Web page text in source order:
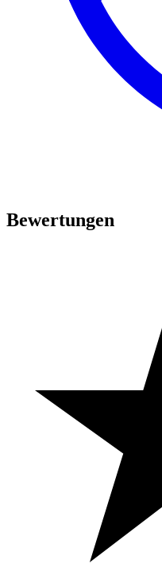
Bewertungen